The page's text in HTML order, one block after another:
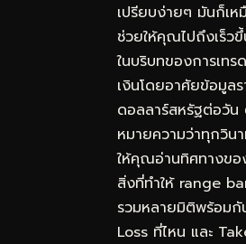
เปรียบง่ายๆ มันก็เ
ช่วยให้คุณไปถึงเร็ว
ในบริบทของการเท
เงินโดยอาศัยข้อมูล
ดอลลาร์สหรัฐต่อวั
หมายความว่าทุกวิน
ให้คุณอ่านทิศทางขอ
สิ่งที่ทำให้ range
รวมหลายมิติพร้อมกั
Loss ที่ไหน และ